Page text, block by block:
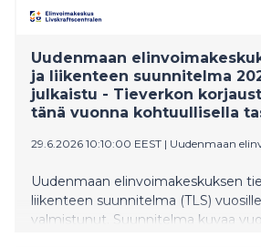
Uudenmaan
ja liikenteen suunnitelma
julkaistu - Tieverkon
tänä vuonna kohtuullisella
29.6.2026 10:10:00 EEST | Uudenmaan
Uudenmaan elinvoimakeskuksen
liikenteen suunnitelma (TLS)
valmistunut. Suunnitelma kuvaa